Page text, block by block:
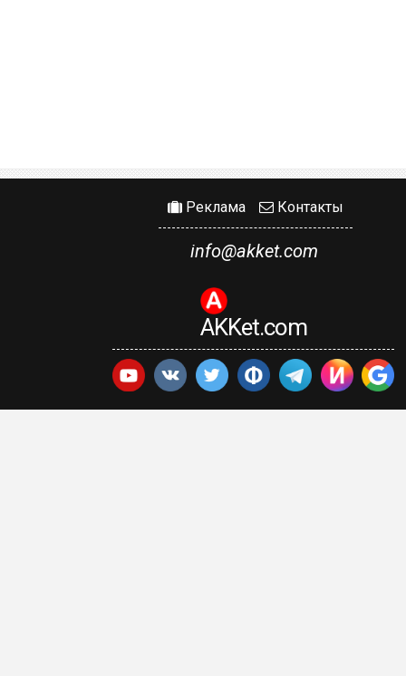
Реклама Контакты
info@akket.com
AKKet.com